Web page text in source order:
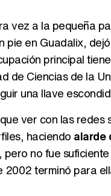
vez a la pequeña
pie en Guadalix,
principal
de Ciencias de la
una llave
ver con las
haciendo alarde
no fue
2002 terminó para